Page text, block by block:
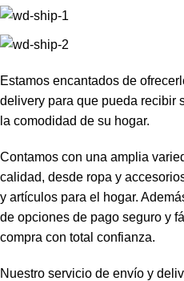
Estamos encantados de
delivery para que pueda recibir
la comodidad de su hogar.
Contamos con una amplia
calidad, desde ropa y
y artículos para el hogar.
de opciones de pago seguro y
compra con total confianza.
Nuestro servicio de envío y